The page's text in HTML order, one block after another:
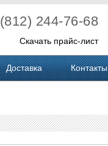
(812) 244-76-68
Скачать прайс-лист
Доставка Контакты